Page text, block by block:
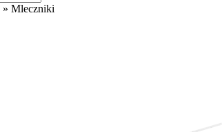
» Mleczniki